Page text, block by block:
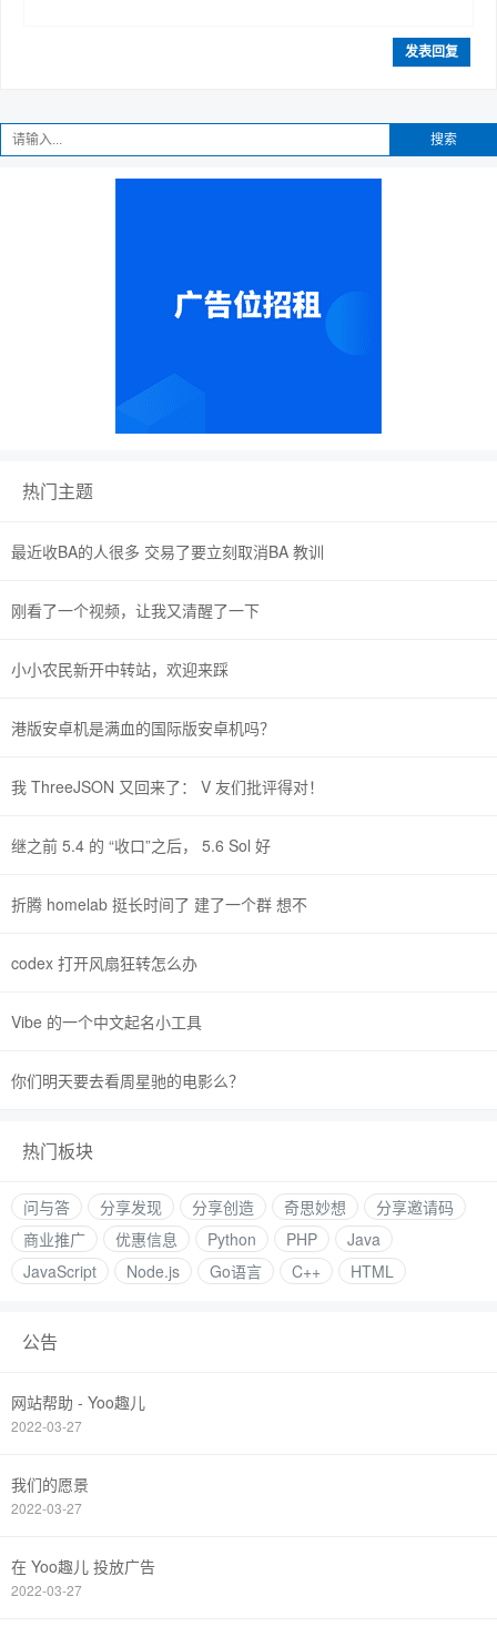
发表回复
搜索
热门主题
最近收BA的人很多 交易了要立刻取消BA 教训
刚看了一个视频，让我又清醒了一下
小小农民新开中转站，欢迎来踩
港版安卓机是满血的国际版安卓机吗？
我 ThreeJSON 又回来了： V 友们批评得对！
继之前 5.4 的 “收口”之后， 5.6 Sol 好
折腾 homelab 挺长时间了 建了一个群 想不
codex 打开风扇狂转怎么办
Vibe 的一个中文起名小工具
你们明天要去看周星驰的电影么？
热门板块
问与答 分享发现 分享创造 奇思妙想
分享邀请码
商业推广
优惠信息 Python PHP
Java
JavaScript
Node.js Go语言 C++ HTML
公告
网站帮助 - Yoo趣儿
2022-03-27
我们的愿景
2022-03-27
在 Yoo趣儿 投放广告
2022-03-27